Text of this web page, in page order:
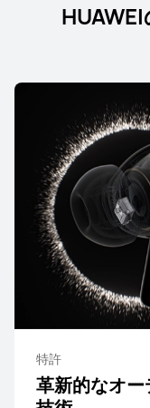
特許
革新的なオー